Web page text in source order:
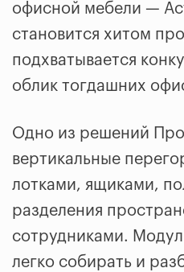
офисной мебели —
становится хитом
подхватывается
облик тогдашних
Одно из решений
вертикальные
лотками, ящиками,
разделения
сотрудниками.
легко собирать и